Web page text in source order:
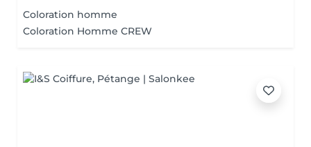
Coloration homme
Coloration Homme CREW